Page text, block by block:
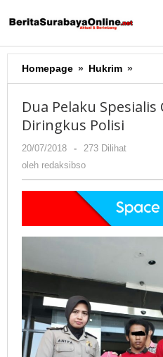
ke
Homepage » Hukrim »
Dua Pelaku
Diringkus Polisi
20/07/2018
oleh
redaksibso
-
273 Dilihat
oleh redaksibso